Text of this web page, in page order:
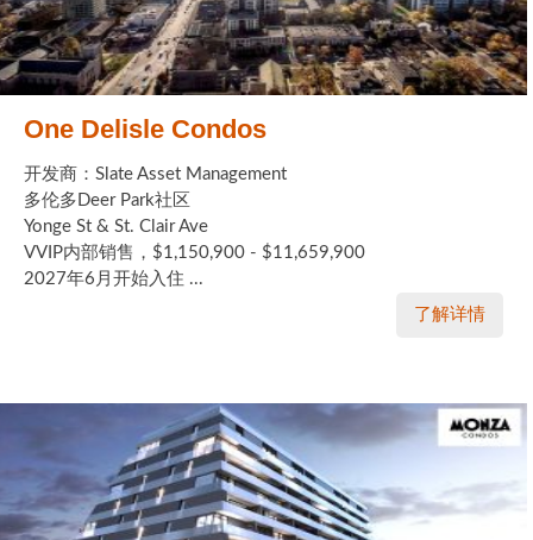
One Delisle Condos
开发商：Slate Asset Management
多伦多Deer Park社区
Yonge St & St. Clair Ave
VVIP内部销售，$1,150,900 - $11,659,900
2027年6月开始入住 ...
了解详情